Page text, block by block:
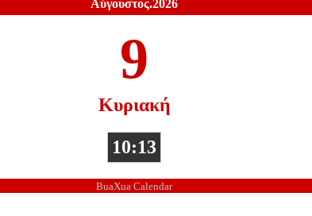
Αύγουστος.2026
9
Κυριακή
10:13
BuaXua Calendar